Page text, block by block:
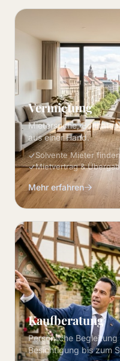
Vermietung
Mietersuche,
aus einer Hand.
Solvente Mieter finden
Mietvertrag &
Mehr erfahren
Kaufberatung
Persönliche
Besichtigung bis zum